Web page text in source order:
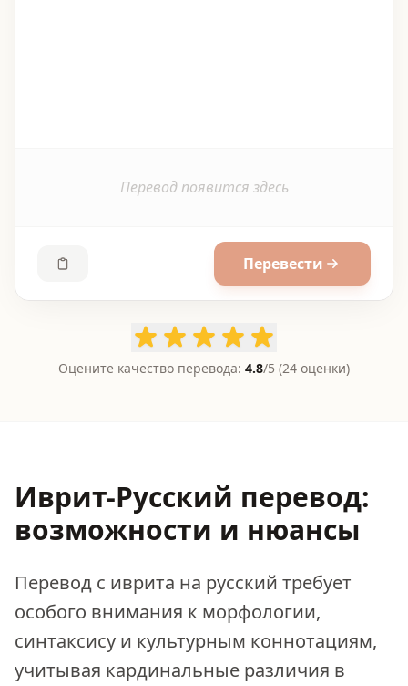
Перевод появится здесь
Перевести
Оцените качество перевода: 4.8/5 (24 оценки)
Иврит-Русский перевод:
возможности и нюансы
Перевод с иврита на русский требует
особого внимания к морфологии,
синтаксису и культурным коннотациям,
учитывая кардинальные различия в